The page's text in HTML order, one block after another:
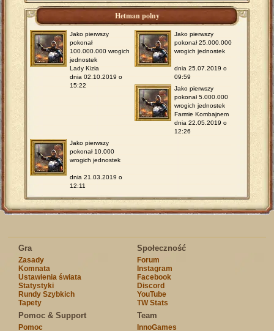
Hetman polny
Jako pierwszy
pokonał
100.000.000 wrogich
jednostek
Lady Kizia
dnia 02.10.2019 o
15:22
Jako pierwszy
pokonał 25.000.000
wrogich jednostek
dnia 25.07.2019 o
09:59
Jako pierwszy
pokonał 5.000.000
wrogich jednostek
Farmie Kombajnem
dnia 22.05.2019 o
12:26
Jako pierwszy
pokonał 10.000
wrogich jednostek
dnia 21.03.2019 o
12:11
Gra
Zasady
Komnata
Ustawienia świata
Statystyki
Rundy Szybkich
Tapety
Społeczność
Forum
Instagram
Facebook
Discord
YouTube
TW Stats
Pomoc & Support
Pomoc
Team
InnoGames